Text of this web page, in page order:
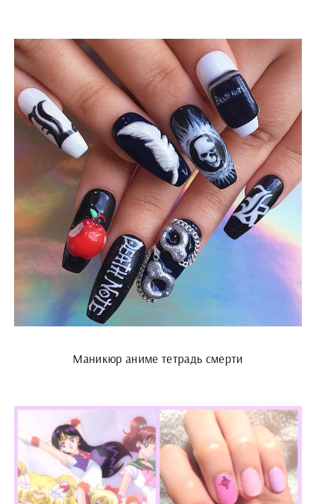
Маникюр аниме тетрадь смерти